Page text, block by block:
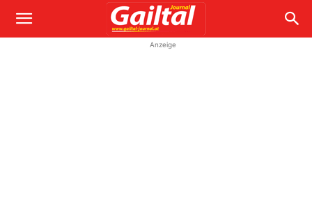
Anzeige